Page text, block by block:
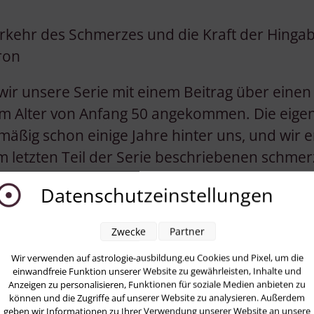
des Schmerzes und die Kraft der
unsere Serie mit einem Beitrag über
Alter von Anfang 50 angekommen. Die
schon einige Jahre hinter uns, und wir
letzten Teil der Serie beschriebenen
Returns nun auch das Trigon des
50 – eine Phase kraftvoller
Pluto – raus aus dem Schmerz, rein in
der Chiron-Return mit 50 ½ Jahren recht
Datenschutzeinstellungen
Wir verwenden auf astrologie-ausbildung.eu Cookies und Pixel, um die
einwandfreie Funktion unserer Website zu gewährleisten, Inhalte und
Anzeigen zu personalisieren, Funktionen für soziale Medien anbieten zu
können und die Zugriffe auf unserer Website zu analysieren. Außerdem
geben wir Informationen zu Ihrer Verwendung unserer Website an unsere
Zwecke Partner